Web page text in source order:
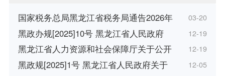
国家税务总局黑龙江省税务局通告2026年 03-20
黑政办规[2025]10号 黑龙江省人民政府 12-19
黑龙江省人力资源和社会保障厅关于公开 12-19
黑政规[2025]1号 黑龙江省人民政府关于 12-05